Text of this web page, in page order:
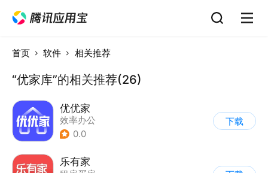
首页 软件 相关推荐
“优家库”的相关推荐(26)
优优家
效率办公
0.0
下载
乐有家